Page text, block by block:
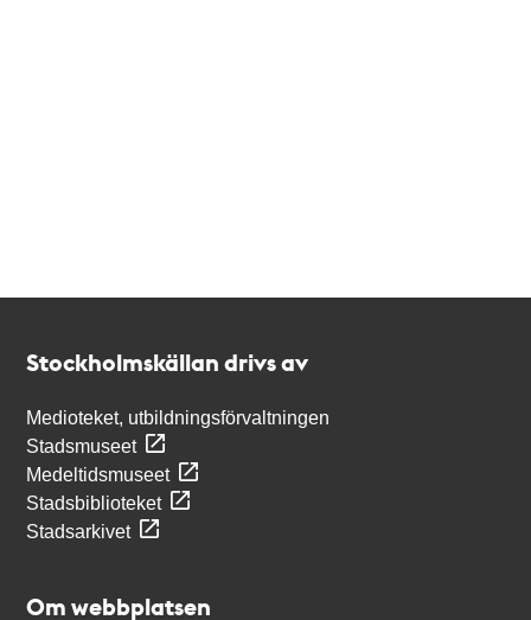
Stockholmskällan drivs av
Medioteket, utbildningsförvaltningen
Stadsmuseet
Medeltidsmuseet
Stadsbiblioteket
Stadsarkivet
Om webbplatsen